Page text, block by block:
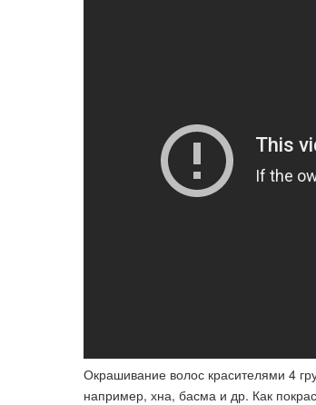
Окрашивание волос красителями 4
например, хна, басма и др. Как